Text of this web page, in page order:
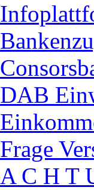
DAB
Frage
A C H T